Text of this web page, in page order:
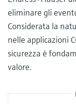
eliminare gli
Considerata la
nelle applicazioni
sicurezza è
valore.